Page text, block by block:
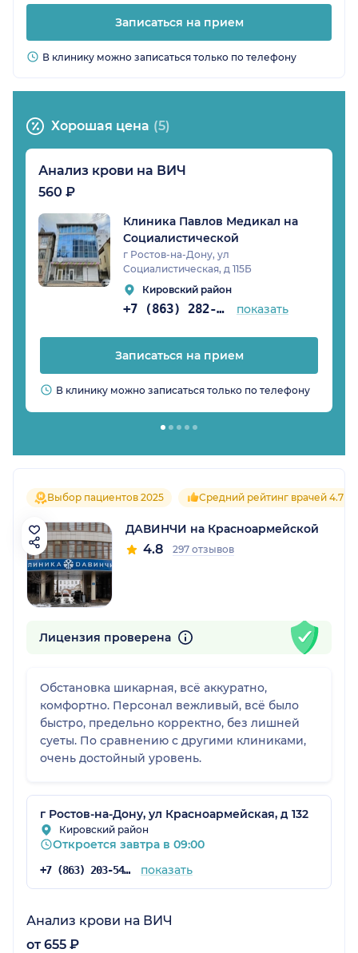
Записаться на прием
В клинику можно записаться только по телефону
Хорошая цена (5)
Анализ крови на ВИЧ
560 ₽
Клиника Павлов Медикал на
Социалистической
г Ростов-на-Дону, ул
Социалистическая, д 115Б
Кировский район
+7 (863) 282-94-45 показать
Записаться на прием
В клинику можно записаться только по телефону
Выбор пациентов 2025 Средний рейтинг врачей 4.7
ДАВИНЧИ на Красноармейской
4.8 297 отзывов
Лицензия проверена
Обстановка шикарная, всё аккуратно,
комфортно. Персонал вежливый, всё было
быстро, предельно корректно, без лишней
суеты. По сравнению с другими клиниками,
очень достойный уровень.
г Ростов-на-Дону, ул Красноармейская, д 132
Кировский район
Откроется завтра в 09:00
+7 (863) 203-54-50 показать
Анализ крови на ВИЧ
от 655 ₽